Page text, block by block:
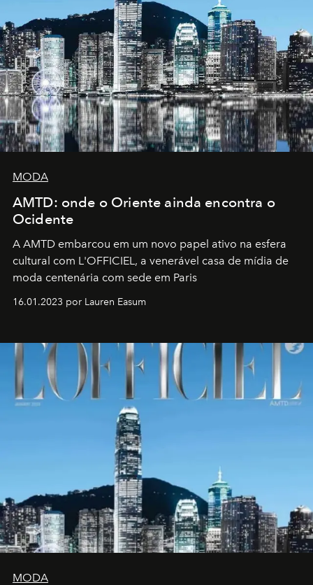
MODA
AMTD: onde o Oriente ainda encontra o
Ocidente
A AMTD embarcou em um novo papel ativo na esfera
cultural com L'OFFICIEL, a venerável casa de mídia de
moda centenária com sede em Paris
16.01.2023 por Lauren Easum
MODA